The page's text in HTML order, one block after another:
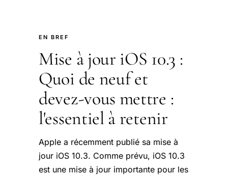
EN BREF
Mise à jour iOS 10.3 :
Quoi de neuf et
devez-vous mettre :
l'essentiel à retenir
Apple a récemment publié sa mise à
jour iOS 10.3. Comme prévu, iOS 10.3
est une mise à jour importante pour les